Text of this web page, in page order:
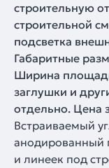
строительную
строительной
подсветка
Габаритные
Ширина
заглушки и
отдельно. Цена
Встраиваемый
анодированный
и линеек под